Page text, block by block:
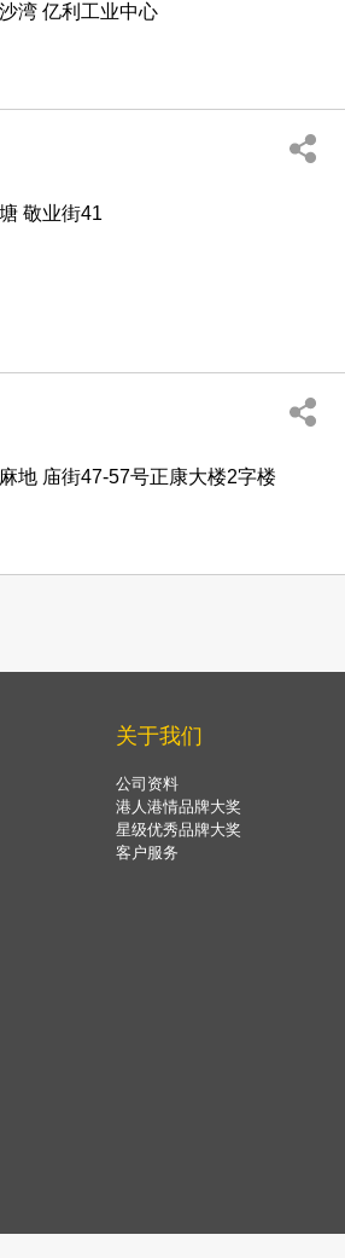
湾 亿利工业中心
敬业街41
地 庙街47-57号正康大楼2字楼
关于我们
公司资料
港人港情品牌大奖
星级优秀品牌大奖
客户服务